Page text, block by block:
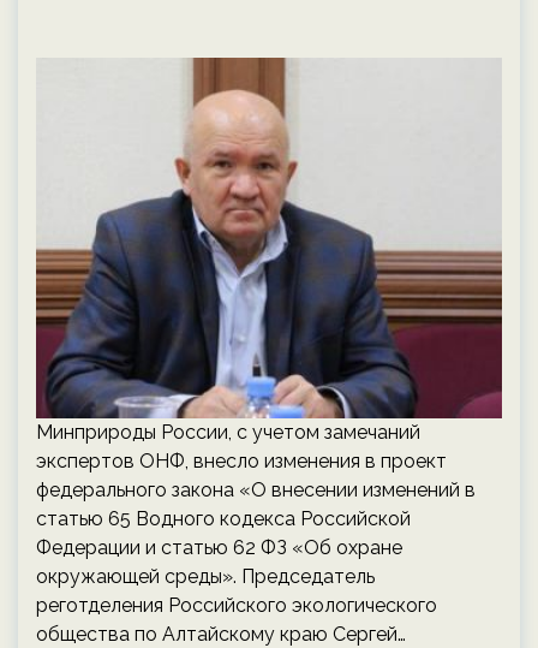
Минприроды России, с учетом замечаний
экспертов ОНФ, внесло изменения в проект
федерального закона «О внесении изменений в
статью 65 Водного кодекса Российской
Федерации и статью 62 ФЗ «Об охране
окружающей среды». Председатель
реготделения Российского экологического
общества по Алтайскому краю Сергей…